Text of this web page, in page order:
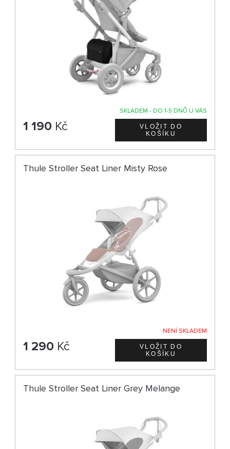
SKLADEM - DO 1-5 DNŮ U VÁS
1 190 Kč
Thule Stroller Seat Liner Misty Rose
NENÍ SKLADEM
1 290 Kč
Thule Stroller Seat Liner Grey Melange